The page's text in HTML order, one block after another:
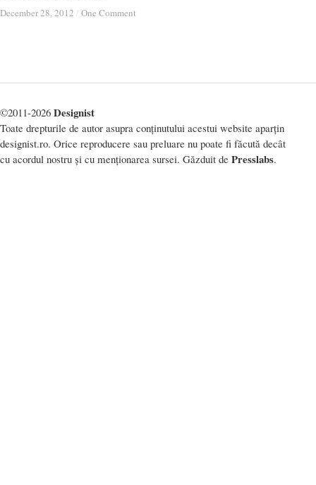
December 28, 2012 / One Comment
December 28, 2012 / One Comment
©2011-2026 Designist
Toate drepturile de autor asupra conținutului acestui website aparțin
designist.ro. Orice reproducere sau preluare nu poate fi făcută decât
cu acordul nostru și cu menționarea sursei. Găzduit de Presslabs.